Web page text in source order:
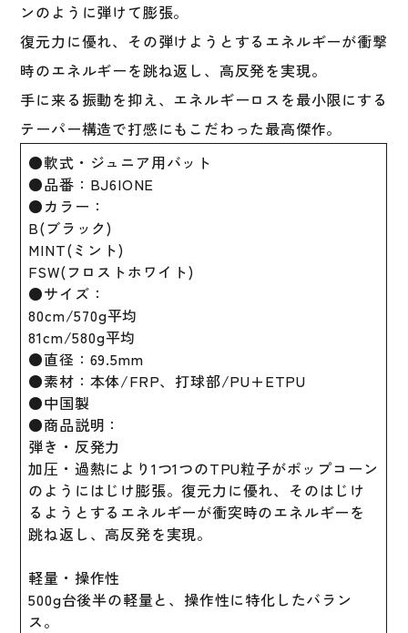
J
球
対
応
軽
量
高
反
発
ジ
ュ
ニ
ア
軟
式
用
FRP
製
バ
ッ
ト
RAWLINGS
野
球
品
個
ンのように弾けて膨張。
復元力に優れ、その弾けようとするエネルギーが衝撃
時のエネルギーを跳ね返し、高反発を実現。
手に来る振動を抑え、エネルギーロスを最小限にする
テーパー構造で打感にもこだわった最高傑作。
●軟式・ジュニア用バット
●品番：BJ6IONE
●カラー：
B(ブラック)
MINT(ミント)
FSW(フロストホワイト)
●サイズ：
80cm/570g平均
81cm/580g平均
●直径：69.5mm
●素材：本体/FRP、打球部/PU+ETPU
●中国製
●商品説明：
弾き・反発力
加圧・過熱により1つ1つのTPU粒子がポップコーン
のようにはじけ膨張。復元力に優れ、そのはじけ
るようとするエネルギーが衝突時のエネルギーを
跳ね返し、高反発を実現。
軽量・操作性
500g台後半の軽量と、操作性に特化したバラン
ス。